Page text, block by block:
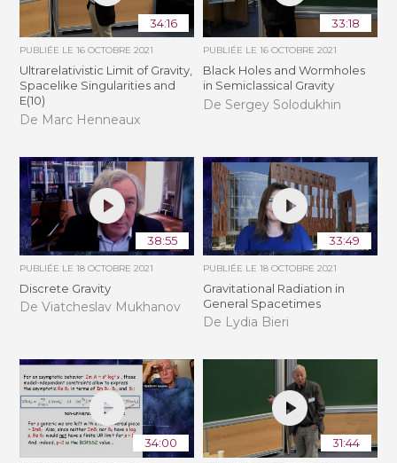
34:16
PUBLIÉE LE16 OCTOBRE 2021
Ultrarelativistic Limit of Gravity,
Spacelike Singularities and
E(10)
De Marc Henneaux
33:18
PUBLIÉE LE 16 OCTOBRE 2021
Black Holes and Wormholes
in Semiclassical Gravity
De Sergey Solodukhin
38:55
PUBLIÉE LE18 OCTOBRE 2021
Discrete Gravity
De Viatcheslav Mukhanov
33:49
PUBLIÉE LE 18 OCTOBRE 2021
Gravitational Radiation in
General Spacetimes
De Lydia Bieri
34:00 31:44